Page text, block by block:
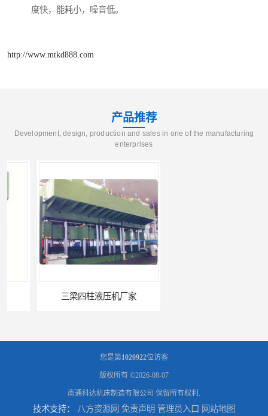
度快，能耗小，噪音低。
http://www.mtkd888.com
产品推荐
Development, design, production and sales in one of the manufacturing
enterprises
三梁四柱液压机厂家
您是第1020922位访客
版权所有 ©2026-08-07
南通科达机床制造有限公司 保留所有权利.
技术支持： 八方资源网 免责声明 管理员入口 网站地图